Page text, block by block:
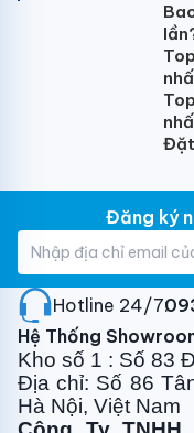
công suất lớn, Điều
hiệu quả cho
cao, không gian
tiệc cưới, đại sảnh
Bộ cảm biến nhiệt
điều khiển từ xa,
hợp với than nhiệt
lành xoay quanh
Chế độ chẩn đoán
Khi máy xuấ hiện lỗi
Đặt
Đăng ký
Hotline 24/7:
Hệ Thống
Kho số 1 : Số 83
Địa chỉ: Số 86
Hà Nội, Việt Nam